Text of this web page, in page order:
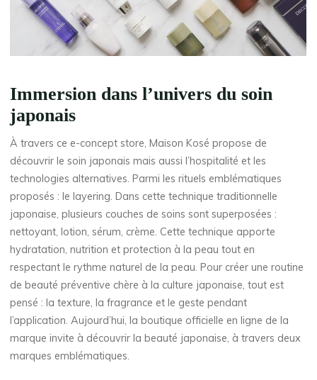
Immersion dans l’univers du soin
japonais
À travers ce e-concept store, Maison Kosé propose de
découvrir le soin japonais mais aussi l’hospitalité et les
technologies alternatives. Parmi les rituels emblématiques
proposés : le layering. Dans cette technique traditionnelle
japonaise, plusieurs couches de soins sont superposées :
nettoyant, lotion, sérum, crème. Cette technique apporte
hydratation, nutrition et protection à la peau tout en
respectant le rythme naturel de la peau. Pour créer une routine
de beauté préventive chère à la culture japonaise, tout est
pensé : la texture, la fragrance et le geste pendant
l’application. Aujourd’hui, la boutique officielle en ligne de la
marque invite à découvrir la beauté japonaise, à travers deux
marques emblématiques.